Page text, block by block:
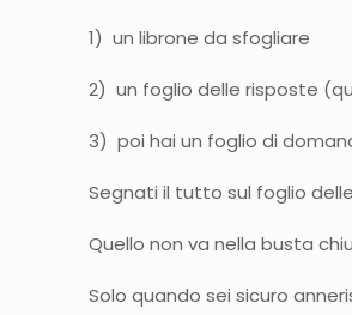
1) un librone da sfogliare
2) un foglio delle risposte
3) poi hai un foglio di
Segnati il tutto sul foglio
Quello non va nella busta
Solo quando sei sicuro